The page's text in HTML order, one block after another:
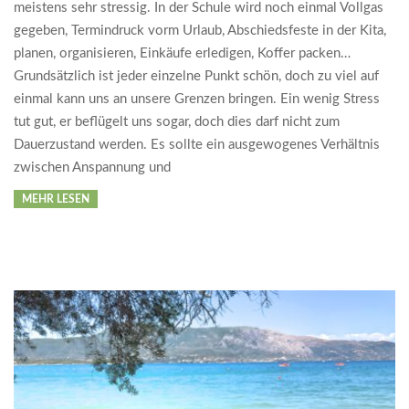
meistens sehr stressig. In der Schule wird noch einmal Vollgas
gegeben, Termindruck vorm Urlaub, Abschiedsfeste in der Kita,
planen, organisieren, Einkäufe erledigen, Koffer packen…
Grundsätzlich ist jeder einzelne Punkt schön, doch zu viel auf
einmal kann uns an unsere Grenzen bringen. Ein wenig Stress
tut gut, er beflügelt uns sogar, doch dies darf nicht zum
Dauerzustand werden. Es sollte ein ausgewogenes Verhältnis
zwischen Anspannung und
MEHR LESEN